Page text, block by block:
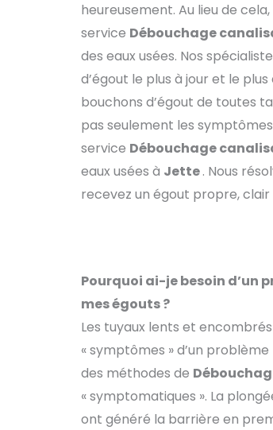
heureusement. Au lieu de
service Débouchage
des eaux usées. Nos
d’égout le plus à jour et le
bouchons d’égout de toutes
pas seulement les
service Débouchage
eaux usées à Jette. Nous
recevez un égout propre,
Pourquoi ai-je besoin d’un
mes égouts ?
Les tuyaux lents et
« symptômes » d’un
des méthodes de
« symptomatiques ». La
ont généré la barrière en